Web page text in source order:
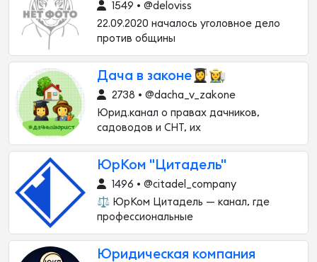
1549 • @deloviss
22.09.2020 началось уголовное дело
против общины
Дача в законе👩‍🎓👩‍🌾
2738 • @dacha_v_zakone
Юрид.канал о правах дачников,
садоводов и СНТ, их
ЮрКом "Цитадель"
1496 • @citadel_company
⚖️ ЮрКом Цитадель — канал, где
профессиональные
Юридическая компания